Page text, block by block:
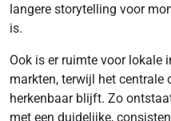
langere storytelling voor
is.
Ook is er ruimte voor lokale
markten, terwijl het centrale
herkenbaar blijft. Zo
met een duidelijke,